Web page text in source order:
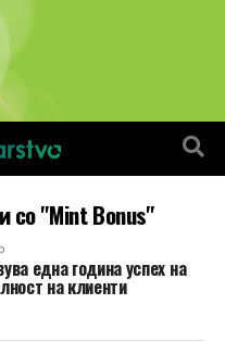
со "Mint Bonus"
една година успех на
на клиенти